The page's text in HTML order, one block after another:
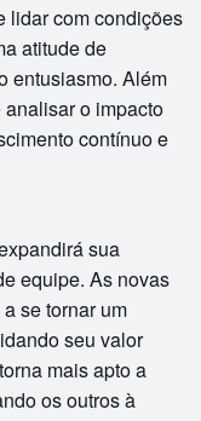
lidar com condições
atitude de
entusiasmo. Além
o impacto
contínuo e
sua
equipe. As novas
se tornar um
seu valor
mais apto a
os outros à